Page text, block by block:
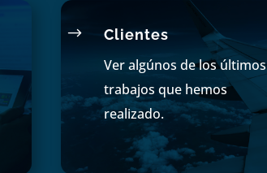
$ Clientes
Ver algúnos de los últimos
trabajos que hemos
realizado.